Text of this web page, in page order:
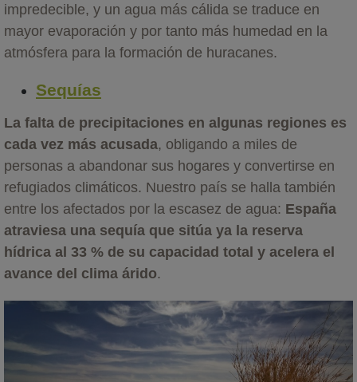
impredecible, y un agua más cálida se traduce en
mayor evaporación y por tanto más humedad en la
atmósfera para la formación de huracanes.
Sequías
La falta de precipitaciones en algunas regiones es
cada vez más acusada, obligando a miles de
personas a abandonar sus hogares y convertirse en
refugiados climáticos. Nuestro país se halla también
entre los afectados por la escasez de agua: España
atraviesa una sequía que sitúa ya la reserva
hídrica al 33 % de su capacidad total y acelera el
avance del clima árido.